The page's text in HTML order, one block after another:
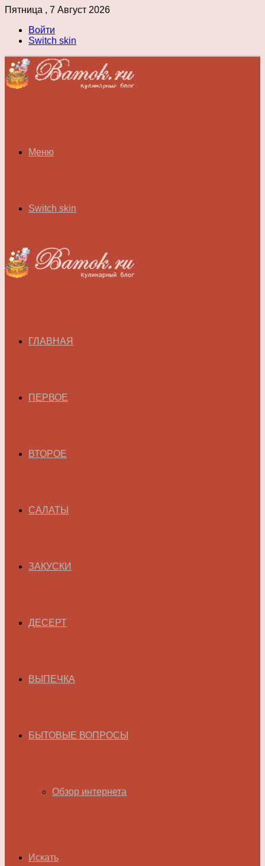
Пятница , 7 Август 2026
Войти
Switch skin
Меню
Switch skin
ГЛАВНАЯ
ПЕРВОЕ
ВТОРОЕ
САЛАТЫ
ЗАКУСКИ
ДЕСЕРТ
ВЫПЕЧКА
БЫТОВЫЕ ВОПРОСЫ
Обзор интернета
Искать